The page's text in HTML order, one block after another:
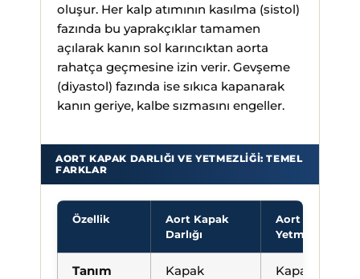
oluşur. Her kalp atımının kasılma (sistol)
fazında bu yaprakçıklar tamamen
açılarak kanın sol karıncıktan aorta
rahatça geçmesine izin verir. Gevşeme
(diyastol) fazında ise sıkıca kapanarak
kanın geriye, kalbe sızmasını engeller.
AORT KAPAK DARLIĞI VE YETMEZLIĞI: TEMEL
FARKLAR
Özellik
Aort Kapak
Darlığı
Aort Kapak
Yetmezliği
Tanım
Kapak
Kapağın tam